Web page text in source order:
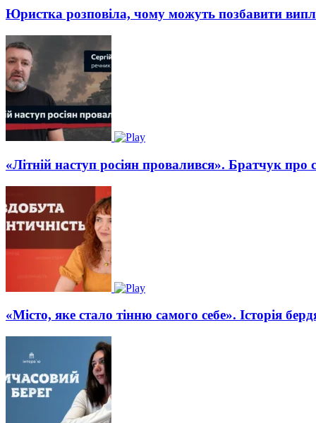
Юристка розповіла, чому можуть позбавити
«Літній наступ росіян провалився». Братчук про
«Місто, яке стало тінню самого себе». Історія